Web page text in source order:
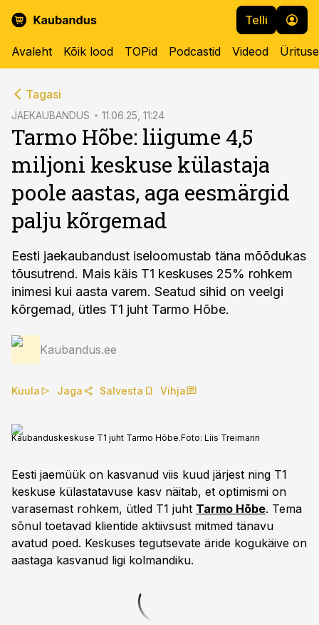
Telli
Avaleht Kõik lood TOPid Podcastid Videod
Tagasi
JAEKAUBANDUS 11.06.25, 11:24
Tarmo Hõbe: liigume 4,5
miljoni keskuse külastaja
poole aastas, aga eesmärgid
palju kõrgemad
Eesti jaekaubandust iseloomustab täna mõõdukas
tõusutrend. Mais käis T1 keskuses 25% rohkem
inimesi kui aasta varem. Seatud sihid on veelgi
kõrgemad, ütles T1 juht Tarmo Hõbe.
Kaubandus.ee
Kuula Jaga Salvesta Vihja
Kaubanduskeskuse T1 juht Tarmo Hõbe.Foto: Liis Treimann
Eesti jaemüük on kasvanud viis kuud järjest ning T1
keskuse külastatavuse kasv näitab, et optimismi on
varasemast rohkem, ütled T1 juht Tarmo Hõbe. Tema
sõnul toetavad klientide aktiivsust mitmed tänavu
avatud poed. Keskuses tegutsevate äride kogukäive on
aastaga kasvanud ligi kolmandiku.